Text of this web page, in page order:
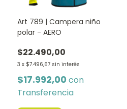
Art 789 | Campera niño
polar - AERO
$22.490,00
3 x $7.496,67 sin interés
$17.992,00 con
Transferencia